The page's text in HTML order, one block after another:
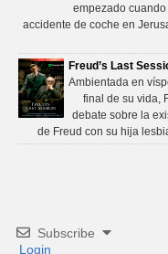
empezado
accidente de coche en
Freud’s Last
Ambientada en
final de su vida,
debate sobre la
de Freud con su hija
Subscribe
Login